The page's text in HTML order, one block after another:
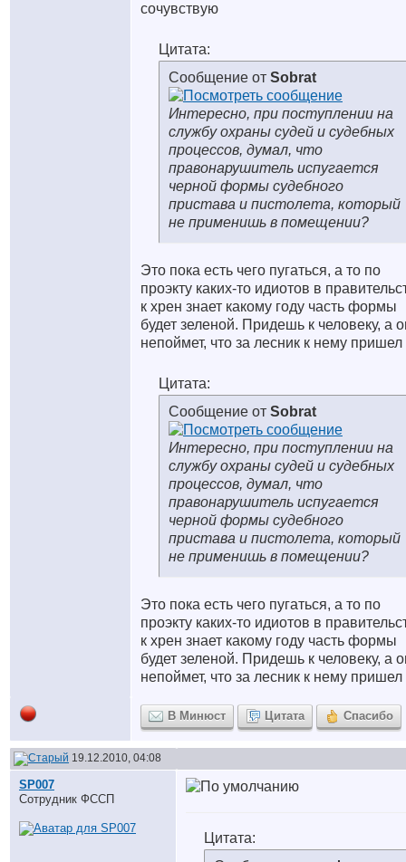
сочувствую
Цитата:
Сообщение от Sobrat
Интересно, при поступлении на
службу охраны судей и судебных
процессов, думал, что
правонарушитель испугается
черной формы судебного
пристава и пистолета, который
не применишь в помещении?
Это пока есть чего пугаться, а то по
проэкту каких-то идиотов в
к хрен знает какому году часть формы
будет зеленой. Придешь к человеку, а
непоймет, что за лесник к нему пришел
Цитата:
Сообщение от Sobrat
Интересно, при поступлении на
службу охраны судей и судебных
процессов, думал, что
правонарушитель испугается
черной формы судебного
пристава и пистолета, который
не применишь в помещении?
Это пока есть чего пугаться, а то по
проэкту каких-то идиотов в
к хрен знает какому году часть формы
будет зеленой. Придешь к человеку, а
непоймет, что за лесник к нему пришел
В Минюст Цитата Спасибо
19.12.2010, 04:08
SP007
Сотрудник ФССП
Цитата: